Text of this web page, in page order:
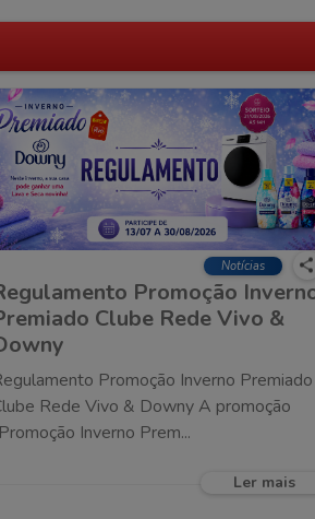
Notícias
Promoção
Clube Rede Vivo &
Promoção Inverno Premiado
Rede Vivo & Downy A promoção
Inverno Prem...
Ler mais